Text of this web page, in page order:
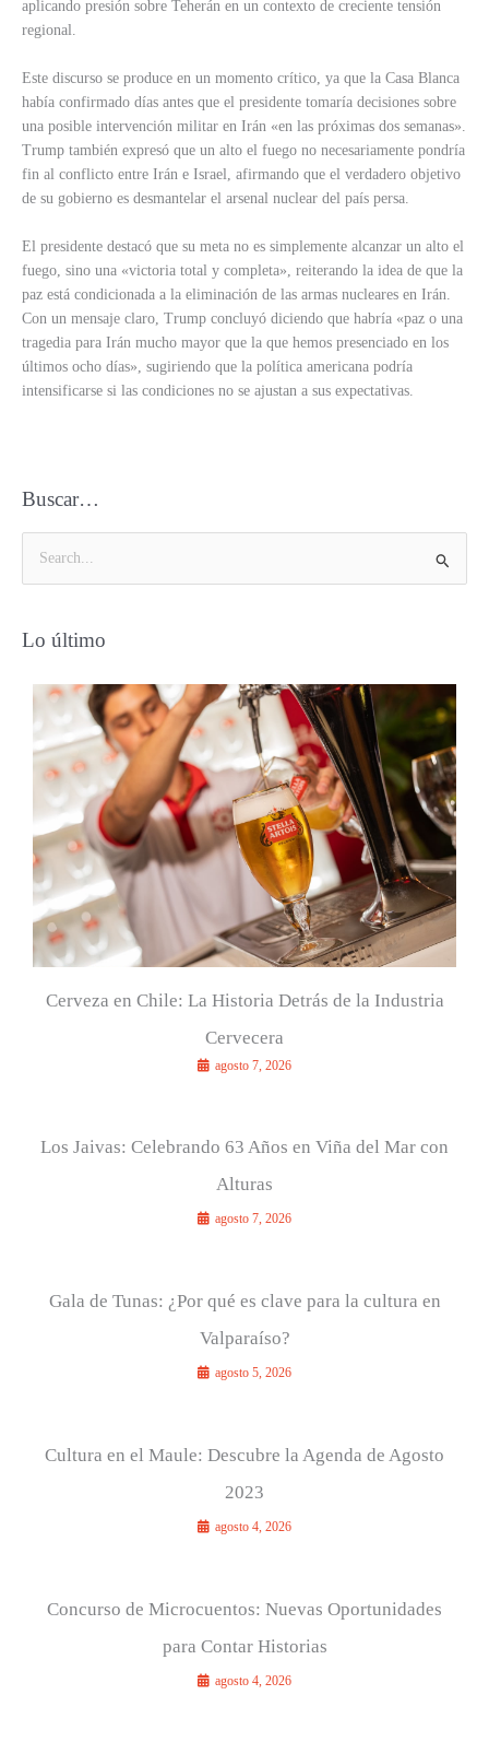
aplicando presión sobre Teherán en un contexto de creciente tensión
regional.
Este discurso se produce en un momento crítico, ya que la Casa Blanca
había confirmado días antes que el presidente tomaría decisiones sobre
una posible intervención militar en Irán «en las próximas dos semanas».
Trump también expresó que un alto el fuego no necesariamente pondría
fin al conflicto entre Irán e Israel, afirmando que el verdadero objetivo
de su gobierno es desmantelar el arsenal nuclear del país persa.
El presidente destacó que su meta no es simplemente alcanzar un alto el
fuego, sino una «victoria total y completa», reiterando la idea de que la
paz está condicionada a la eliminación de las armas nucleares en Irán.
Con un mensaje claro, Trump concluyó diciendo que habría «paz o una
tragedia para Irán mucho mayor que la que hemos presenciado en los
últimos ocho días», sugiriendo que la política americana podría
intensificarse si las condiciones no se ajustan a sus expectativas.
Buscar…
c
Lo último
Cerveza en Chile: La Historia Detrás de la Industria
Cervecera
agosto 7, 2026
Los Jaivas: Celebrando 63 Años en Viña del Mar con
Alturas
agosto 7, 2026
Gala de Tunas: ¿Por qué es clave para la cultura en
Valparaíso?
agosto 5, 2026
Cultura en el Maule: Descubre la Agenda de Agosto
2023
agosto 4, 2026
Concurso de Microcuentos: Nuevas Oportunidades
para Contar Historias
agosto 4, 2026